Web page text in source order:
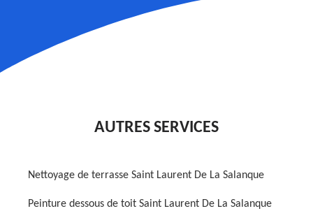
AUTRES SERVICES
Nettoyage de terrasse Saint Laurent De La Salanque
Peinture dessous de toit Saint Laurent De La Salanque